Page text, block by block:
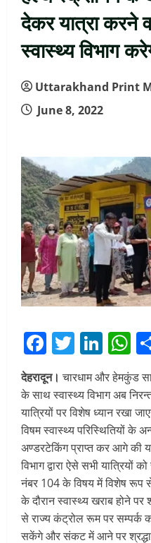
देकर यात्रा करने
स्वास्थ्य विभाग
Uttarakhand Print
June 8, 2022
Facebook
Twitter
देहरादून। चारधाम और हेमकुंड
के साथ स्वास्थ्य विभाग अब
यात्रियों पर विशेष ध्यान रखा
विषम स्वास्थ्य परिस्थितियों के
अण्डरटेकिंग प्राप्त कर आगे की
विभाग द्वारा ऐसे सभी यात्रियों
नंबर 104 के विषय में विशेष रूप से
के दौरान स्वास्थ्य खराब होने
से राज्य कंट्रोल रूम पर सम्पर्क
सकेंगे और संकट में आने पर